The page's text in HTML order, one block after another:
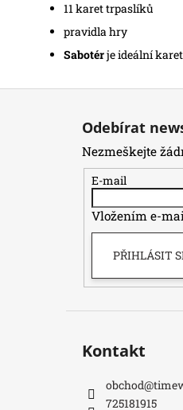
11 karet trpaslíků
pravidla hry
Sabotérje ideální
Z
Odebírat
Nezmeškejte
E-mail
Vložením e-
PŘIHLÁSIT
Kontakt
obchod@
725181915